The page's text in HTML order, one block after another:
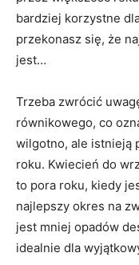
bardziej korzystne
przekonasz się, że
jest…
Trzeba zwrócić
równikowego, co
wilgotno, ale ⁣istnieją
roku. ‍Kwiecień do
to pora roku, kiedy
najlepszy okres na
jest mniej opadów
idealnie dla